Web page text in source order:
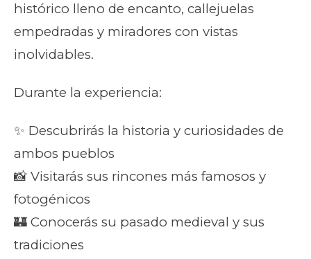
histórico lleno de encanto, callejuelas
empedradas y miradores con vistas
inolvidables.
Durante la experiencia:
✨ Descubrirás la historia y curiosidades de
ambos pueblos
📸 Visitarás sus rincones más famosos y
fotogénicos
🏰 Conocerás su pasado medieval y sus
tradiciones